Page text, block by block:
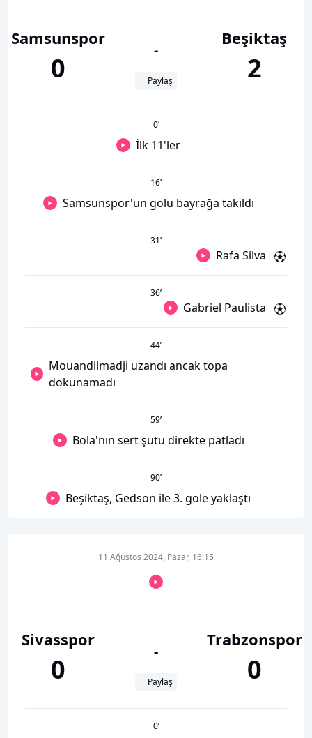
Samsunspor
0
-
Paylaş
Beşiktaş
2
0’
İlk 11'ler
16’
Samsunspor'un golü bayrağa takıldı
31’
Rafa Silva
36’
Gabriel Paulista
44’
Mouandilmadji uzandı ancak topa
dokunamadı
59’
Bola'nın sert şutu direkte patladı
90’
Beşiktaş, Gedson ile 3. gole yaklaştı
Sivasspor
0
11 Ağustos 2024, Pazar, 16:15
-
Paylaş
Trabzonspor
0
0’